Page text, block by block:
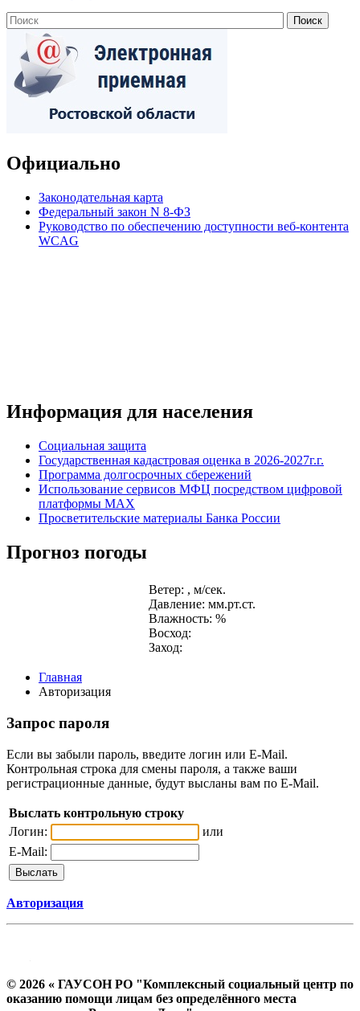
Официально
Законодательная карта
Федеральный закон N 8-ФЗ
Руководство по обеспечению доступности веб-контента
WCAG
Информация для населения
Социальная защита
Государственная кадастровая оценка в 2026-2027г.г.
Программа долгосрочных сбережений
Использование сервисов МФЦ посредством цифровой
платформы MAX
Просветительские материалы Банка России
Прогноз погоды
Ветер: , м/сек.
Давление: мм.рт.ст.
Влажность: %
Восход:
Заход:
Главная
Авторизация
Запрос пароля
Если вы забыли пароль, введите логин или E-Mail.
Контрольная строка для смены пароля, а также ваши
регистрационные данные, будут высланы вам по E-Mail.
Выслать контрольную строку
Логин:
или
E-Mail:
Авторизация
© 2026 « ГАУСОН РО "Комплексный социальный центр по
оказанию помощи лицам без определённого места